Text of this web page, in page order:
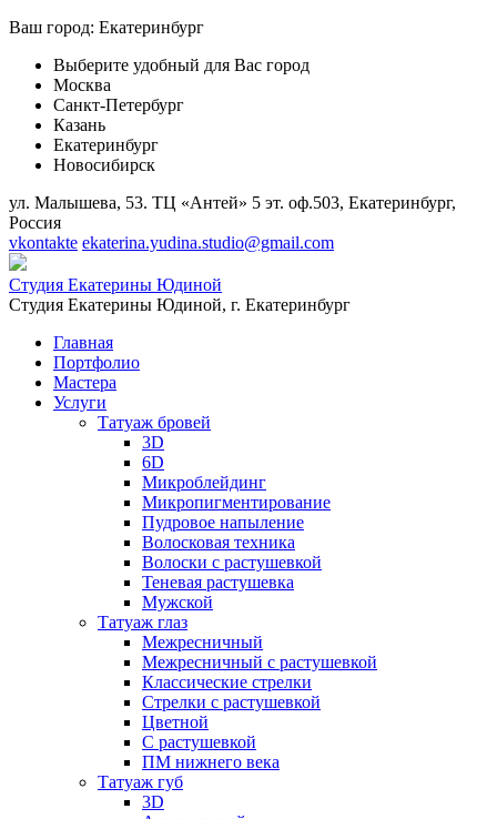
Ваш город: Екатеринбург
Выберите удобный для Вас город
Москва
Санкт-Петербург
Казань
Екатеринбург
Новосибирск
ул. Малышева, 53. ТЦ «Антей» 5 эт. оф.503, Екатеринбург,
Россия
vkontakte ekaterina.yudina.studio@gmail.com
Студия Екатерины Юдиной
Студия Екатерины Юдиной, г. Екатеринбург
Главная
Портфолио
Мастера
Услуги
Татуаж бровей
3D
6D
Микроблейдинг
Микропигментирование
Пудровое напыление
Волосковая техника
Волоски с растушевкой
Теневая растушевка
Мужской
Татуаж глаз
Межресничный
Межресничный с растушевкой
Классические стрелки
Стрелки с растушевкой
Цветной
С растушевкой
ПМ нижнего века
Татуаж губ
3D